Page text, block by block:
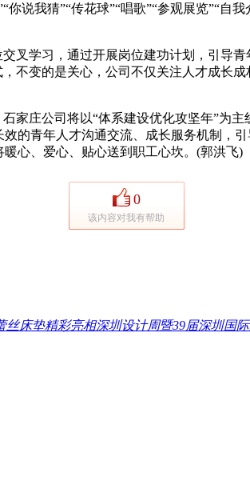
我猜”“传花球”“唱歌”“参观展览”“自
学习，通过开展岗位建功计划，引导
不变的是关心，公司不仅关注人才成长
庄公司将以“体系建设优化攻坚年”为
的青年人才沟通交流、成长服务机制，
心、爱心、贴心送到职工心坎。(郭洪飞)
0
该内容对我有帮助
丝床垫精彩亮相深圳设计周暨39届深圳国